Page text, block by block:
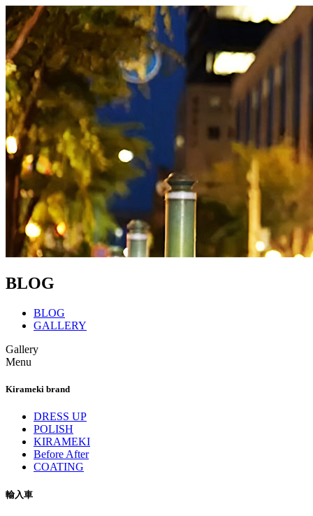
BLOG
BLOG
GALLERY
Gallery
Menu
Kirameki brand
DRESS UP
POLISH
KIRAMEKI
Before After
COATING
輸入車